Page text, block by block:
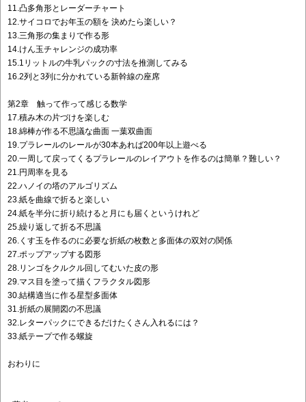
11.凸多角形とレーダーチャート
12.サイコロでお年玉の額を 決めたら楽しい？
13.三角形の集まりで作る形
14.けん玉チャレンジの成功率
15.1リットルの牛乳パックの寸法を推測してみる
16.2列と3列に分かれている新幹線の座席
第2章 触って作って感じる数学
17.積み木の片づけを楽しむ
18.綿棒が作る不思議な曲面 一葉双曲面
19.プラレールのレールが30本あれば200年以上遊べる
20.一周して戻ってくるプラレールのレイアウトを作るのは簡単？難しい？
21.円周率を見る
22.ハノイの塔のアルゴリズム
23.紙を曲線で折ると楽しい
24.紙を半分に折り続けると月にも届くというけれど
25.繰り返して折る不思議
26.くす玉を作るのに必要な折紙の枚数と多面体の双対の関係
27.ポップアップする図形
28.リンゴをクルクル回してむいた皮の形
29.マス目を塗って描くフラクタル図形
30.結構適当に作る星型多面体
31.折紙の展開図の不思議
32.レターパックにできるだけたくさん入れるには？
33.紙テープで作る螺旋
おわりに